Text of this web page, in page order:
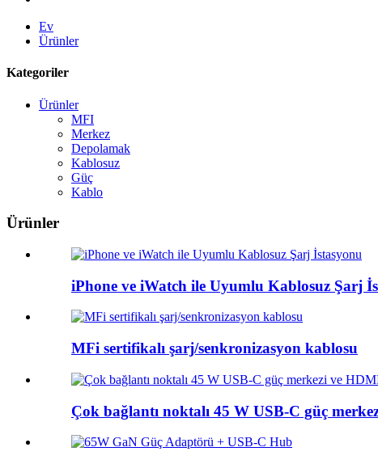
Ev
Ürünler
Kategoriler
Ürünler
MFI
Merkez
Depolamak
Kablosuz
Güç
Kablo
Ürünler
iPhone ve iWatch ile Uyumlu Kablosuz Şarj
MFi sertifikalı şarj/senkronizasyon kablosu
Çok bağlantı noktalı 45 W USB-C güç